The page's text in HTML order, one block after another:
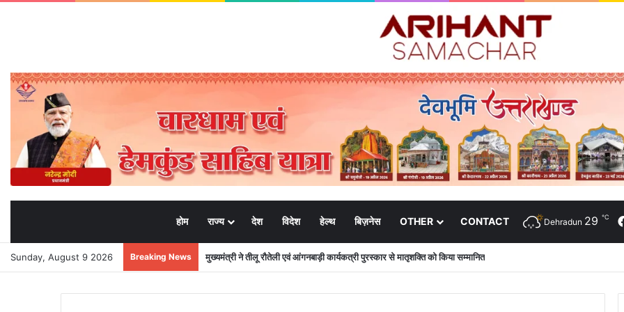
होम राज्य देश विदेश हेल्थ बिज़नेस OTHER CONTACT Dehradun 29 ℃
Sunday, August 9 2026 Breaking News भाजपा मीडिया प्रभारी मनवीर चौहान के आश्वासन के बाद दो सप्ताह से चल रहा महाविद्यालय के छात्रों का धरना समाप्त